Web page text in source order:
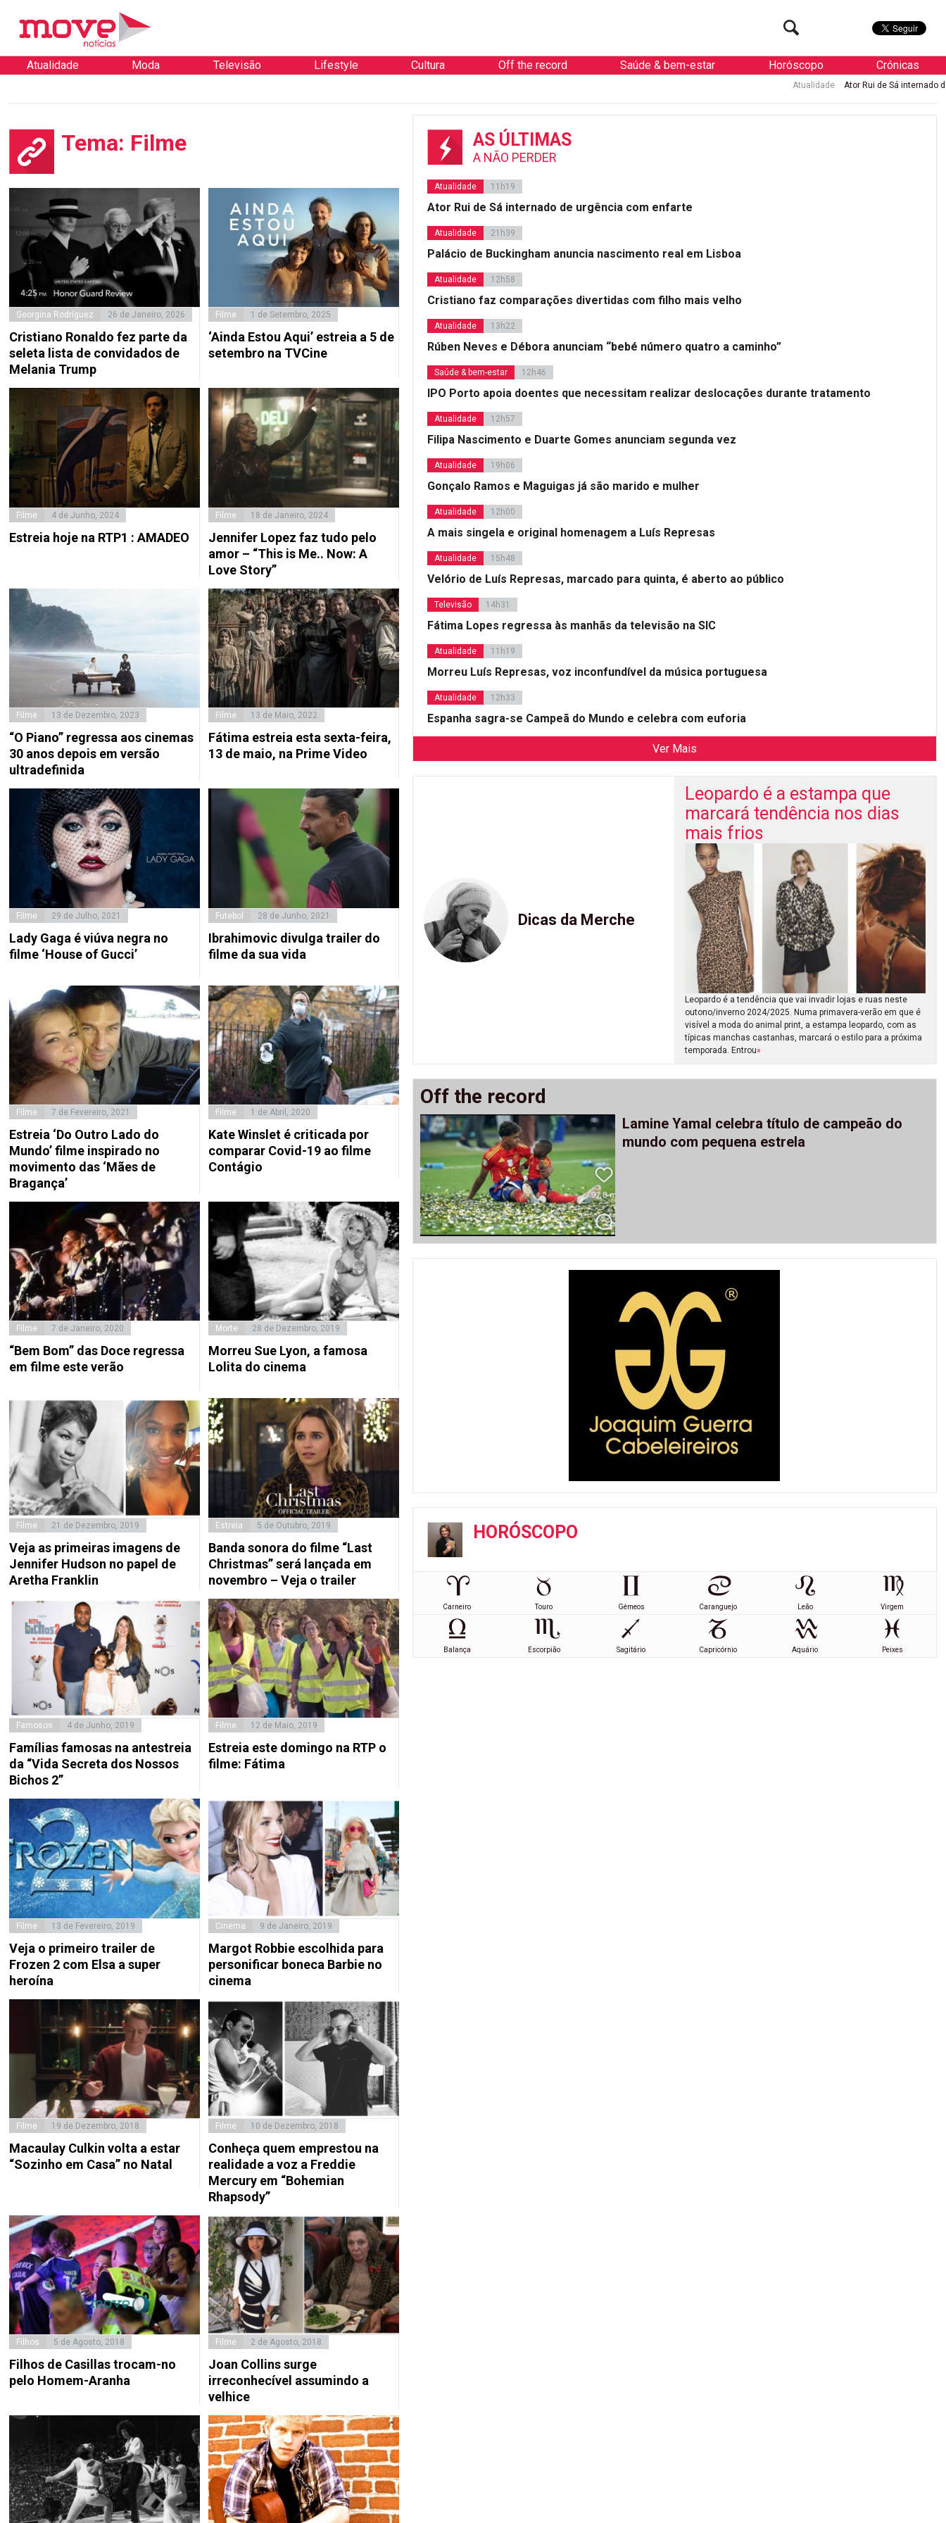
Atualidade Moda Televisão Lifestyle Cultura Off the record Saúde & bem-estar Horóscopo Crónicas
Ator Rui de Sá internado de urgência com
Tema: Filme
Georgina Rodríguez 26 de Janeiro, 2026
Cristiano Ronaldo fez parte da
seleta lista de convidados de
Melania Trump
Filme 1 de Setembro, 2025
‘Ainda Estou Aqui’ estreia a 5 de
setembro na TVCine
Filme 4 de Junho, 2024
Estreia hoje na RTP1 : AMADEO
Filme 18 de Janeiro, 2024
Jennifer Lopez faz tudo pelo
amor – “This is Me.. Now: A
Love Story”
Filme 13 de Dezembro, 2023
“O Piano” regressa aos cinemas
30 anos depois em versão
ultradefinida
Filme 13 de Maio, 2022
Fátima estreia esta sexta-feira,
13 de maio, na Prime Video
Filme 29 de Julho, 2021
Lady Gaga é viúva negra no
filme ‘House of Gucci’
Futebol 28 de Junho, 2021
Ibrahimovic divulga trailer do
filme da sua vida
Filme 7 de Fevereiro, 2021
Estreia ‘Do Outro Lado do
Mundo’ filme inspirado no
movimento das ‘Mães de
Bragança’
Filme 1 de Abril, 2020
Kate Winslet é criticada por
comparar Covid-19 ao filme
Contágio
Filme 7 de Janeiro, 2020
“Bem Bom” das Doce regressa
em filme este verão
Morte 28 de Dezembro, 2019
Morreu Sue Lyon, a famosa
Lolita do cinema
Filme 21 de Dezembro, 2019
Veja as primeiras imagens de
Jennifer Hudson no papel de
Aretha Franklin
Estreia 5 de Outubro, 2019
Banda sonora do filme “Last
Christmas” será lançada em
novembro – Veja o trailer
Famosos 4 de Junho, 2019
Famílias famosas na antestreia
da “Vida Secreta dos Nossos
Bichos 2”
Filme 12 de Maio, 2019
Estreia este domingo na RTP o
filme: Fátima
Filme 13 de Fevereiro, 2019
Veja o primeiro trailer de
Frozen 2 com Elsa a super
heroína
Cinema 9 de Janeiro, 2019
Margot Robbie escolhida para
personificar boneca Barbie no
cinema
Filme 19 de Dezembro, 2018
Macaulay Culkin volta a estar
“Sozinho em Casa” no Natal
Filme 10 de Dezembro, 2018
Conheça quem emprestou na
realidade a voz a Freddie
Mercury em “Bohemian
Rhapsody”
Filhos 5 de Agosto, 2018
Filhos de Casillas trocam-no
pelo Homem-Aranha
Filme 2 de Agosto, 2018
Joan Collins surge
irreconhecível assumindo a
velhice
AS ÚLTIMAS
A NÃO PERDER
Atualidade 11h19
Ator Rui de Sá internado de urgência com enfarte
Atualidade 21h39
Palácio de Buckingham anuncia nascimento real em Lisboa
Atualidade 12h58
Cristiano faz comparações divertidas com filho mais velho
Atualidade 13h22
Rúben Neves e Débora anunciam “bebé número quatro a caminho”
Saúde & bem-estar 12h46
IPO Porto apoia doentes que necessitam realizar deslocações durante tratamento
Atualidade 12h57
Filipa Nascimento e Duarte Gomes anunciam segunda vez
Atualidade 19h06
Gonçalo Ramos e Maguigas já são marido e mulher
Atualidade 12h00
A mais singela e original homenagem a Luís Represas
Atualidade 15h48
Velório de Luís Represas, marcado para quinta, é aberto ao público
Televisão 14h31
Fátima Lopes regressa às manhãs da televisão na SIC
Atualidade 11h19
Morreu Luís Represas, voz inconfundível da música portuguesa
Atualidade 12h33
Espanha sagra-se Campeã do Mundo e celebra com euforia
Ver Mais
Dicas da Merche
Leopardo é a estampa que
marcará tendência nos dias
mais frios
Leopardo é a tendência que vai invadir lojas e ruas neste
outono/inverno 2024/2025. Numa primavera-verão em que é
visível a moda do animal print, a estampa leopardo, com as
típicas manchas castanhas, marcará o estilo para a próxima
temporada. Entrou»
Off the record
Lamine Yamal celebra título de campeão do
mundo com pequena estrela
HORÓSCOPO
Carneiro Touro Gémeos Caranguejo Leão Virgem
Balança Escorpião Sagitário Capricórnio Aquário Peixes